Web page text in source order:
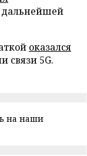
оказался
связи 5G.
на наши